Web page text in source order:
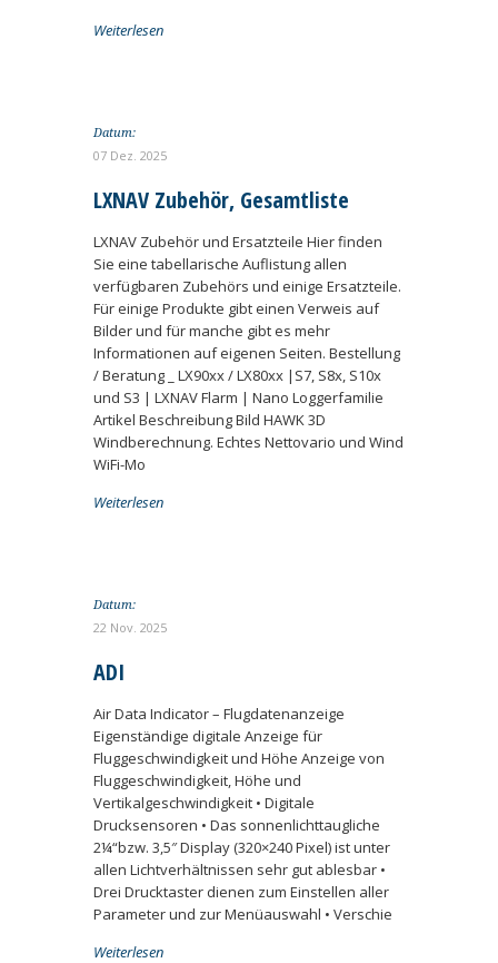
Weiterlesen
Datum:
07 Dez. 2025
LXNAV Zubehör, Gesamtliste
LXNAV Zubehör und Ersatzteile Hier finden
Sie eine tabellarische Auflistung allen
verfügbaren Zubehörs und einige Ersatzteile.
Für einige Produkte gibt einen Verweis auf
Bilder und für manche gibt es mehr
Informationen auf eigenen Seiten. Bestellung
/ Beratung _ LX90xx / LX80xx |S7, S8x, S10x
und S3 | LXNAV Flarm | Nano Loggerfamilie
Artikel Beschreibung Bild HAWK 3D
Windberechnung. Echtes Nettovario und Wind
WiFi-Mo
Weiterlesen
Datum:
22 Nov. 2025
ADI
Air Data Indicator – Flugdatenanzeige
Eigenständige digitale Anzeige für
Fluggeschwindigkeit und Höhe Anzeige von
Fluggeschwindigkeit, Höhe und
Vertikalgeschwindigkeit • Digitale
Drucksensoren • Das sonnenlichttaugliche
2¼“bzw. 3,5″ Display (320×240 Pixel) ist unter
allen Lichtverhältnissen sehr gut ablesbar •
Drei Drucktaster dienen zum Einstellen aller
Parameter und zur Menüauswahl • Verschie
Weiterlesen